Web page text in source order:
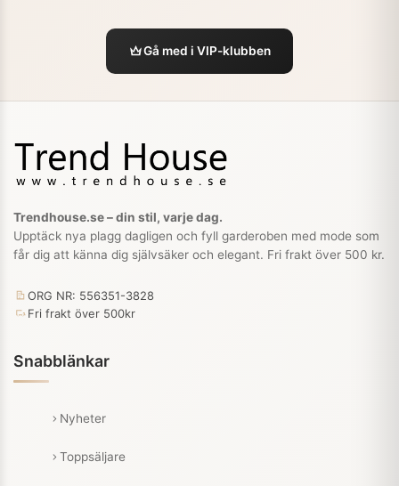
Gå med i VIP-klubben
Trendhouse.se – din stil, varje dag.
Upptäck nya plagg dagligen och fyll garderoben med mode som
får dig att känna dig självsäker och elegant. Fri frakt över 500 kr.
ORG NR: 556351-3828
Fri frakt över 500kr
Snabblänkar
Nyheter
Toppsäljare